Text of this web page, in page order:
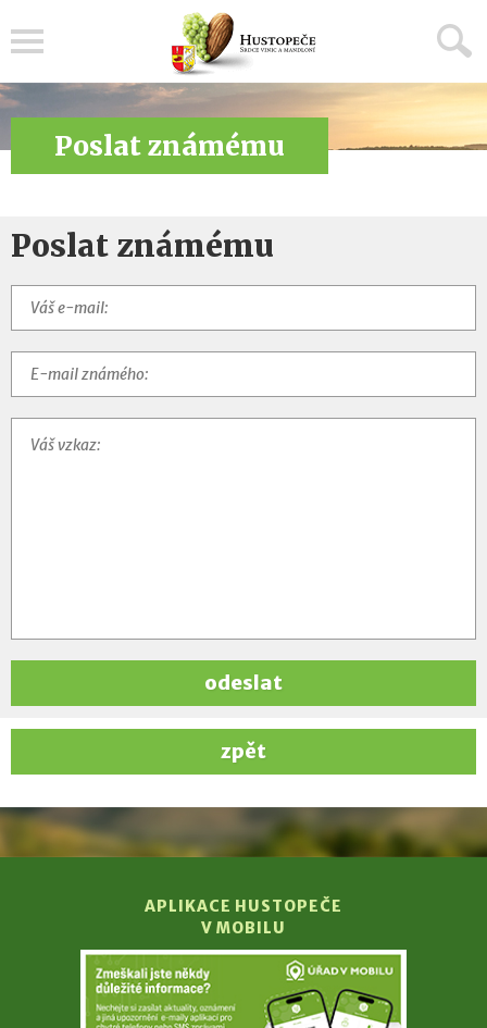
Poslat známému
Poslat známému
odeslat
zpět
APLIKACE HUSTOPEČE
V MOBILU